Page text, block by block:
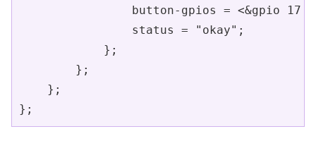
button-gpios = <&gpio 17
                status = "okay";
            };
        };
    };
};